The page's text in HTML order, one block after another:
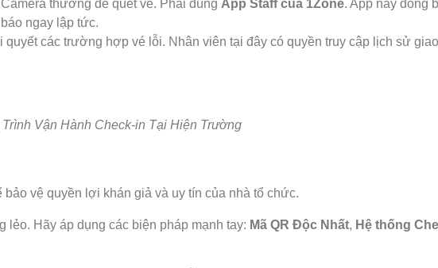
thường để quét vé. Phải dùng App Staff của 1Zone. App này đồng
ngay lập tức.
quyết các trường hợp vé lỗi. Nhân viên tại đây có quyền truy cập lịch sử
Trình Vận Hành Check-in Tại Hiện Trường
vệ quyền lợi khán giả và uy tín của nhà tổ chức.
Hãy áp dụng các biện pháp mạnh tay: Mã QR Độc Nhất, Hệ thống